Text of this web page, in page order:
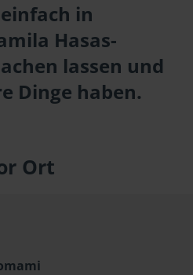
in
Hasas-
lassen und
Dinge haben.
Ort